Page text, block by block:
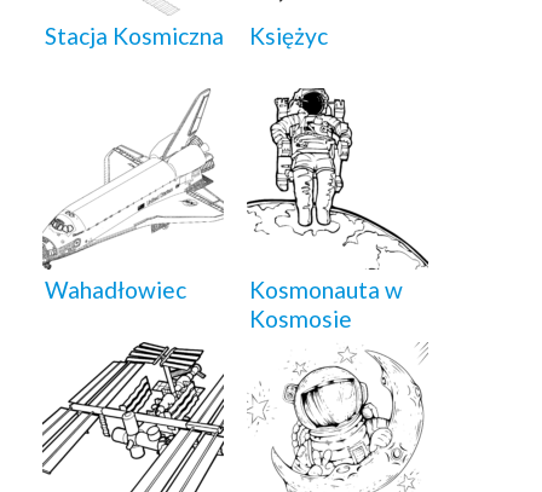
Stacja Kosmiczna Księżyc
Wahadłowiec
Kosmonauta w
Kosmosie